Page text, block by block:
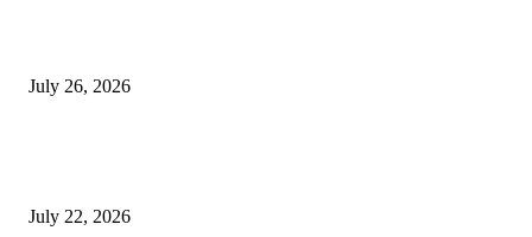
July 26, 2026
July 22, 2026